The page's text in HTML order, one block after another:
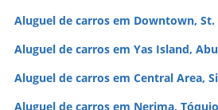
Aluguel de carros em Downtown, St.
Aluguel de carros em Yas Island,
Aluguel de carros em Central Area,
Aluguel de carros em Nerima, Tóquio